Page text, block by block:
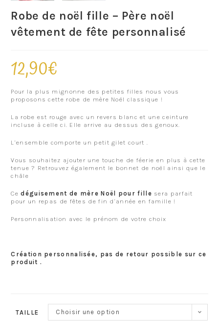
Robe de noël fille – Père noël
vêtement de fête personnalisé
12,90€
Pour la plus mignonne des petites filles nous vous
proposons cette robe de mère Noël classique !
La robe est rouge avec un revers blanc et une ceinture
incluse à celle ci. Elle arrive au dessus des genoux.
L’ensemble comporte un petit gilet court .
Vous souhaitez ajouter une touche de féerie en plus à cette
tenue ? Retrouvez également le bonnet de noël ainsi que le
châle
Cedéguisement de mère Noël pour fille sera parfait
pour un repas de fêtes de fin d’année en famille !
Personnalisation avec le prénom de votre choix
Création personnalisée, pas de retour possible sur ce
produit .
TAILLE Choisir une option